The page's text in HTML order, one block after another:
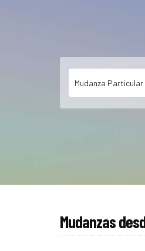
Mudanzas